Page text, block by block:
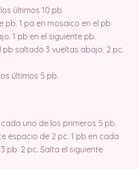
últimos 10 pb.
pb. 1 pa en mosaico en el pb
1 pb en el siguiente pb.
pb saltado 3 vueltas abajo. 2 pc.
últimos 5 pb.
cada uno de los primeros 5 pb.
espacio de 2 pc. 1 pb en cada
pb. 2 pc. Salta el siguiente